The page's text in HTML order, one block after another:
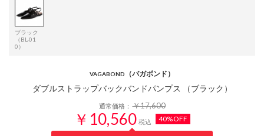
ブラック
（BL-01
0）
VAGABOND （バガボンド）
ダブルストラップバックバンドパンプス （ブラック）
通常価格：￥17,600
￥10,560 税込 40%OFF